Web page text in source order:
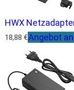
HWX
18,88 €Angebot